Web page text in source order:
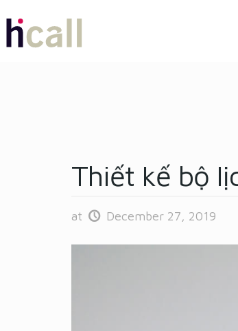
Thiết kế bộ
at December 27, 2019